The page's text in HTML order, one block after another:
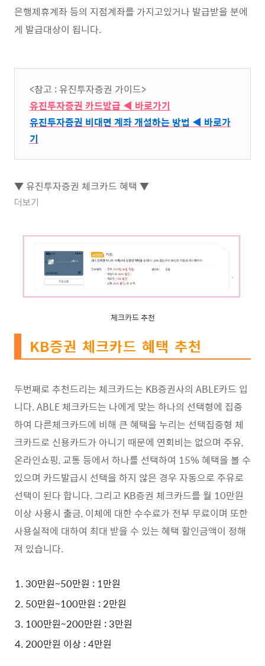
은행제휴계좌 등의 지점계좌를 가지고있거나 발급받을 분에
게 발급대상이 됩니다.
<참고 : 유진투자증권 가이드>
유진투자증권 카드발급 ◀ 바로가기
유진투자증권 비대면 계좌 개설하는 방법 ◀ 바로가
기
▼ 유진투자증권 체크카드 혜택 ▼
더보기
체크카드 추천
KB증권 체크카드 혜택 추천
두번째로 추천드리는 체크카드는 KB증권사의 ABLE카드 입
니다. ABLE 체크카드는 나에게 맞는 하나의 선택형에 집중
하여 다른체크카드에 비해 큰 혜택을 누리는 선택집중형 체
크카드로 신용카드가 아니기 때문에 연회비는 없으며 주유,
온라인쇼핑, 교통 등에서 하나를 선택하여 15% 혜택을 볼 수
있으며 카드발급시 선택을 하지 않은 경우 자동으로 주유로
선택이 된다 합니다. 그리고 KB증권 체크카드를 월 10만원
이상 사용시 출금, 이체에 대한 수수료가 전부 무료이며 또한
사용실적에 대하여 최대 받을 수 있는 혜택 할인금액이 정해
져 있습니다.
30만원~50만원 : 1만원
50만원~100만원 : 2만원
100만원~200만원 : 3만원
200만원 이상 : 4만원